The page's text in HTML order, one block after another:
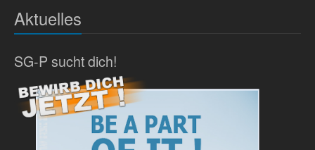
Aktuelles
SG-P sucht dich!